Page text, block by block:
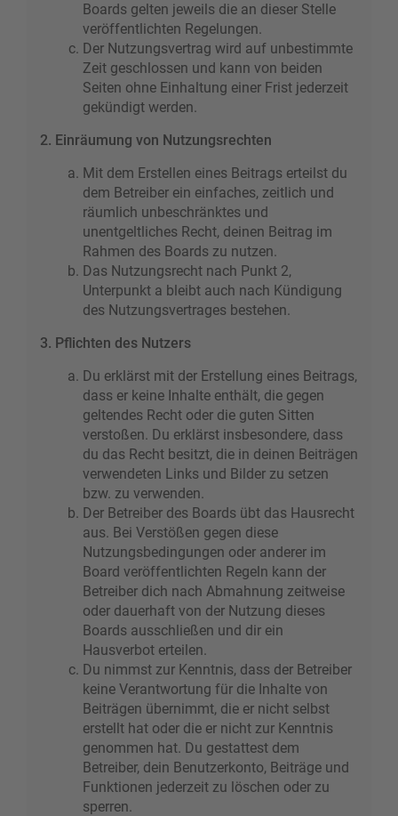
Boards gelten jeweils die an dieser Stelle
veröffentlichten Regelungen.
Der Nutzungsvertrag wird auf unbestimmte
Zeit geschlossen und kann von beiden
Seiten ohne Einhaltung einer Frist jederzeit
gekündigt werden.
2. Einräumung von Nutzungsrechten
Mit dem Erstellen eines Beitrags erteilst du
dem Betreiber ein einfaches, zeitlich und
räumlich unbeschränktes und
unentgeltliches Recht, deinen Beitrag im
Rahmen des Boards zu nutzen.
Das Nutzungsrecht nach Punkt 2,
Unterpunkt a bleibt auch nach Kündigung
des Nutzungsvertrages bestehen.
3. Pflichten des Nutzers
Du erklärst mit der Erstellung eines Beitrags,
dass er keine Inhalte enthält, die gegen
geltendes Recht oder die guten Sitten
verstoßen. Du erklärst insbesondere, dass
du das Recht besitzt, die in deinen Beiträgen
verwendeten Links und Bilder zu setzen
bzw. zu verwenden.
Der Betreiber des Boards übt das Hausrecht
aus. Bei Verstößen gegen diese
Nutzungsbedingungen oder anderer im
Board veröffentlichten Regeln kann der
Betreiber dich nach Abmahnung zeitweise
oder dauerhaft von der Nutzung dieses
Boards ausschließen und dir ein
Hausverbot erteilen.
Du nimmst zur Kenntnis, dass der Betreiber
keine Verantwortung für die Inhalte von
Beiträgen übernimmt, die er nicht selbst
erstellt hat oder die er nicht zur Kenntnis
genommen hat. Du gestattest dem
Betreiber, dein Benutzerkonto, Beiträge und
Funktionen jederzeit zu löschen oder zu
sperren.